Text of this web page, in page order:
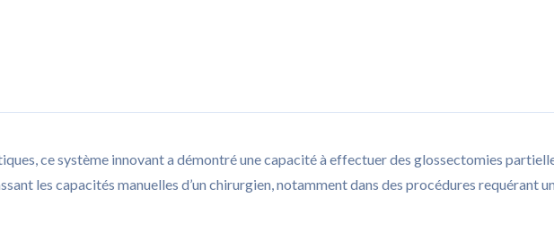
ce système innovant a démontré une capacité à effectuer des glossectomies
les capacités manuelles d’un chirurgien, notamment dans des procédures requérant